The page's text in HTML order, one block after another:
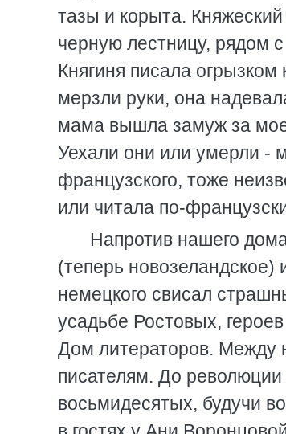
тазы и корыта.
черную лестницу, рядом
Княгиня писала
мерзли руки, она
мама вышла замуж за
Уехали они или умерли -
французского, тоже
или читала по-
Напротив нашего
(теперь
немецкого свисал
усадьбе Ростовых,
Дом литераторов. Между
писателям. До
восьмидесятых, будучи